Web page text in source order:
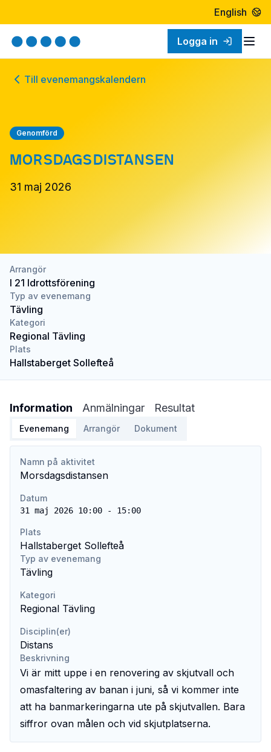
English
Logga in
Till evenemangskalendern
Genomförd
MORSDAGSDISTANSEN
31 maj 2026
Arrangör
I 21 Idrottsförening
Typ av evenemang
Tävling
Kategori
Regional Tävling
Plats
Hallstaberget Sollefteå
Information Anmälningar Resultat
Evenemang Arrangör Dokument
Namn på aktivitet
Morsdagsdistansen
Datum
31 maj 2026 10:00 - 15:00
Plats
Hallstaberget Sollefteå
Typ av evenemang
Tävling
Kategori
Regional Tävling
Disciplin(er)
Distans
Beskrivning
Vi är mitt uppe i en renovering av skjutvall och
omasfaltering av banan i juni, så vi kommer inte
att ha banmarkeringarna ute på skjutvallen. Bara
siffror ovan målen och vid skjutplatserna.